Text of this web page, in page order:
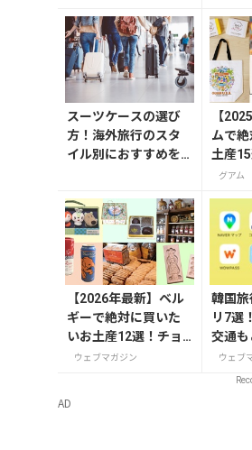
スーツケースの選び
方！海外旅行のスタ
イル別におすすめを
【
ムで
土産15
グアム
【2026年最新】ベル
ギーで絶対に買いた
いお土産12選！チョ
コレートやビール・
ウェブマガジン
韓国
リ7選
交通
ウェブ
AD